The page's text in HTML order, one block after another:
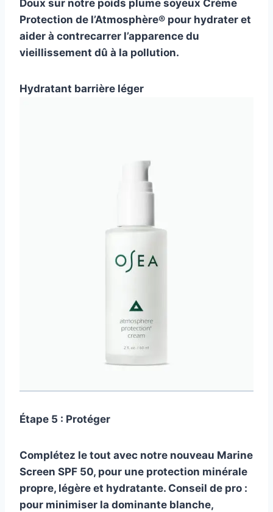
Doux sur notre poids plume soyeux Crème
Protection de l’Atmosphère® pour hydrater et
aider à contrecarrer l’apparence du
vieillissement dû à la pollution.
Hydratant barrière léger
Étape 5 : Protéger
Complétez le tout avec notre nouveau Marine
Screen SPF 50, pour une protection minérale
propre, légère et hydratante. Conseil de pro :
pour minimiser la dominante blanche,